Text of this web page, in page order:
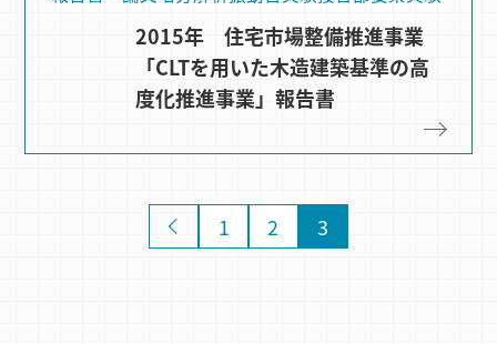
2015年 住宅市場整備推進事業
「CLTを用いた木造建築基準の高
度化推進事業」報告書
1 2 3